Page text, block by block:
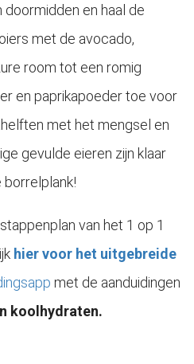
doormidden en haal de
met de avocado,
room tot een romig
en paprikapoeder toe voor
met het mengsel en
gevulde eieren zijn klaar
borrelplank!
van het 1 op 1
hier voor het uitgebreide
met de aanduidingen
koolhydraten.